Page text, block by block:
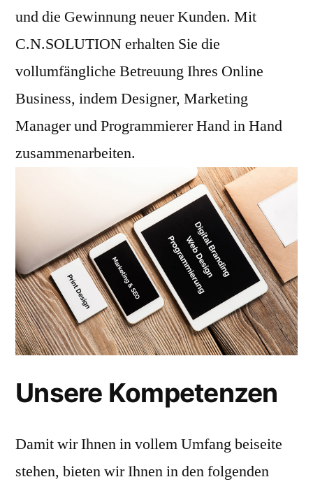
und die Gewinnung neuer Kunden. Mit
C.N.SOLUTION erhalten Sie die
vollumfängliche Betreuung Ihres Online
Business, indem Designer, Marketing
Manager und Programmierer Hand in Hand
zusammenarbeiten.
Unsere Kompetenzen
Damit wir Ihnen in vollem Umfang beiseite
stehen, bieten wir Ihnen in den folgenden